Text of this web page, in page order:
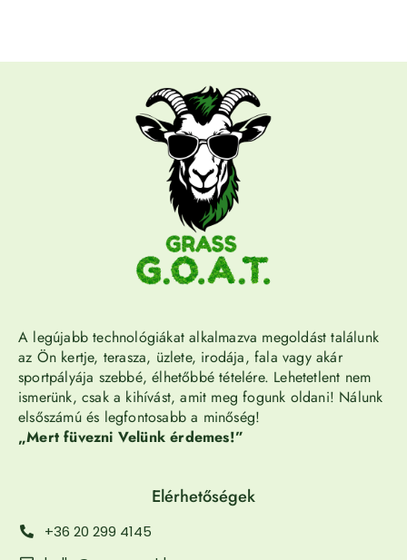
A legújabb technológiákat alkalmazva megoldást találunk
az Ön kertje, terasza, üzlete, irodája, fala vagy akár
sportpályája szebbé, élhetőbbé tételére. Lehetetlent nem
ismerünk, csak a kihívást, amit meg fogunk oldani! Nálunk
elsőszámú és legfontosabb a minőség!
„Mert füvezni Velünk érdemes!”
Elérhetőségek
+36 20 299 4145